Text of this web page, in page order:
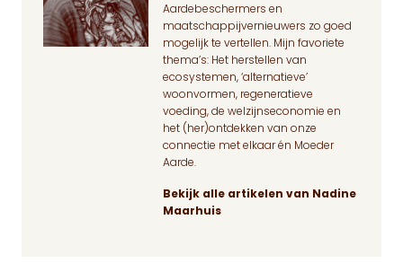
Aardebeschermers en
maatschappijvernieuwers zo goed
mogelijk te vertellen. Mijn favoriete
thema’s: Het herstellen van
ecosystemen, ‘alternatieve’
woonvormen, regeneratieve
voeding, de welzijnseconomie en
het (her)ontdekken van onze
connectie met elkaar én Moeder
Aarde.
Bekijk alle artikelen van Nadine
Maarhuis